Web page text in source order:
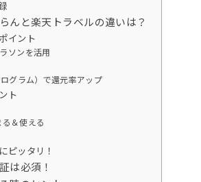
んと楽天トラベルの違いは？
イント
ソンを活用
グラム）で還元率アップ
ト
＆使える
ピッタリ！
は必須！